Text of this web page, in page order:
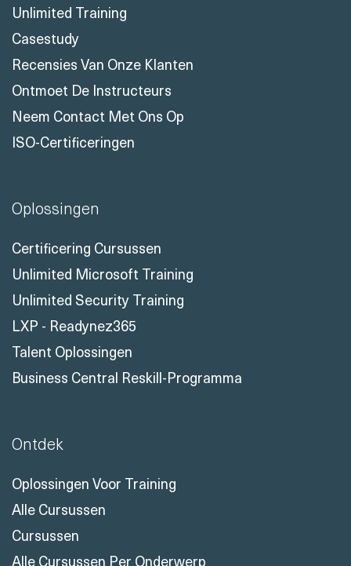
Unlimited Training
Casestudy
Recensies Van Onze Klanten
Ontmoet De Instructeurs
Neem Contact Met Ons Op
ISO-Certificeringen
Oplossingen
Certificering Cursussen
Unlimited Microsoft Training
Unlimited Security Training
LXP - Readynez365
Talent Oplossingen
Business Central Reskill-Programma
Ontdek
Oplossingen Voor Training
Alle Cursussen
Cursussen
Alle Cursussen Per Onderwerp